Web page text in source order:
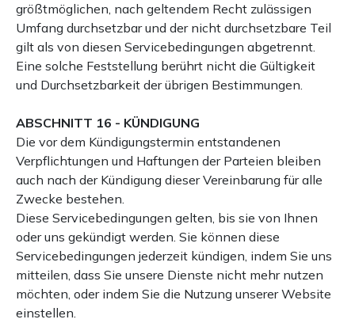
größtmöglichen, nach geltendem Recht zulässigen
Umfang durchsetzbar und der nicht durchsetzbare Teil
gilt als von diesen Servicebedingungen abgetrennt.
Eine solche Feststellung berührt nicht die Gültigkeit
und Durchsetzbarkeit der übrigen Bestimmungen.
ABSCHNITT 16 - KÜNDIGUNG
Die vor dem Kündigungstermin entstandenen
Verpflichtungen und Haftungen der Parteien bleiben
auch nach der Kündigung dieser Vereinbarung für alle
Zwecke bestehen.
Diese Servicebedingungen gelten, bis sie von Ihnen
oder uns gekündigt werden. Sie können diese
Servicebedingungen jederzeit kündigen, indem Sie uns
mitteilen, dass Sie unsere Dienste nicht mehr nutzen
möchten, oder indem Sie die Nutzung unserer Website
einstellen.